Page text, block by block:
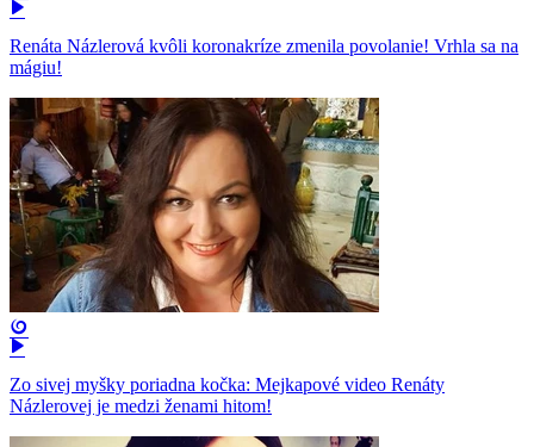
Renáta Názlerová kvôli koronakríze zmenila povolanie! Vrhla sa na
mágiu!
Zo sivej myšky poriadna kočka: Mejkapové video Renáty
Názlerovej je medzi ženami hitom!